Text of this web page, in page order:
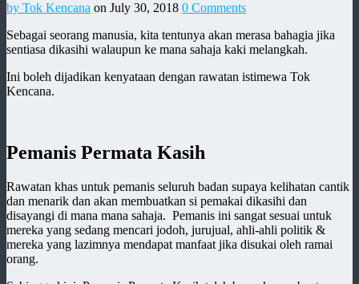
by Tok Kencana on July 30, 2018 0 Comments
Sebagai seorang manusia, kita tentunya akan merasa bahagia jika
sentiasa dikasihi walaupun ke mana sahaja kaki melangkah.
Ini boleh dijadikan kenyataan dengan rawatan istimewa Tok
Kencana.
Pemanis Permata Kasih
Rawatan khas untuk pemanis seluruh badan supaya kelihatan cantik
dan menarik dan akan membuatkan si pemakai dikasihi dan
disayangi di mana mana sahaja. Pemanis ini sangat sesuai untuk
mereka yang sedang mencari jodoh, jurujual, ahli-ahli politik &
mereka yang lazimnya mendapat manfaat jika disukai oleh ramai
orang.